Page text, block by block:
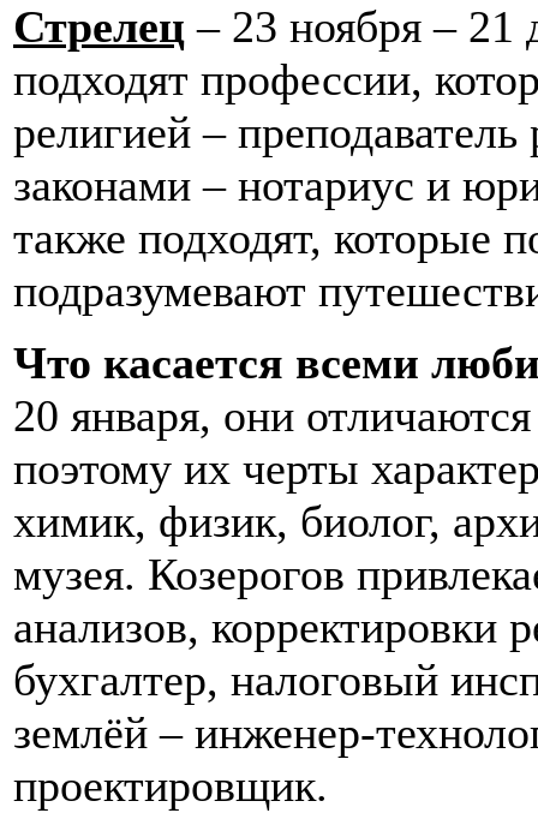
Стрелец – 23 ноября – 21
подходят профессии,
религией –
законами – нотариус и
также подходят, которые
подразумевают
Что касается всеми
20 января, они
поэтому их черты
химик, физик, биолог,
музея. Козерогов
анализов, корректировки
бухгалтер, налоговый
землёй – инженер-
проектировщик.